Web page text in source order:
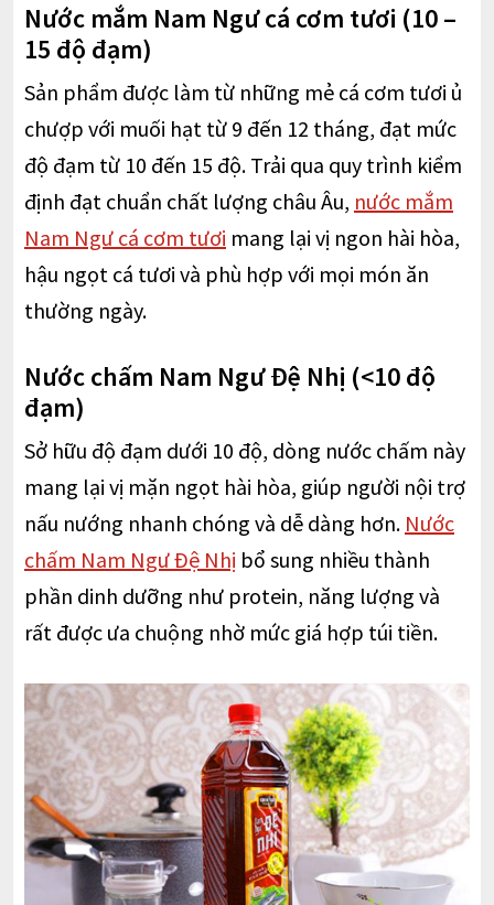
Nước mắm Nam Ngư cá cơm tươi (10 –
15 độ đạm)
Sản phẩm được làm từ những mẻ cá cơm tươi ủ
chượp với muối hạt từ 9 đến 12 tháng, đạt mức
độ đạm từ 10 đến 15 độ. Trải qua quy trình kiểm
định đạt chuẩn chất lượng châu Âu, nước mắm
Nam Ngư cá cơm tươi mang lại vị ngon hài hòa,
hậu ngọt cá tươi và phù hợp với mọi món ăn
thường ngày.
Nước chấm Nam Ngư Đệ Nhị (<10 độ
đạm)
Sở hữu độ đạm dưới 10 độ, dòng nước chấm này
mang lại vị mặn ngọt hài hòa, giúp người nội trợ
nấu nướng nhanh chóng và dễ dàng hơn. Nước
chấm Nam Ngư Đệ Nhị bổ sung nhiều thành
phần dinh dưỡng như protein, năng lượng và
rất được ưa chuộng nhờ mức giá hợp túi tiền.